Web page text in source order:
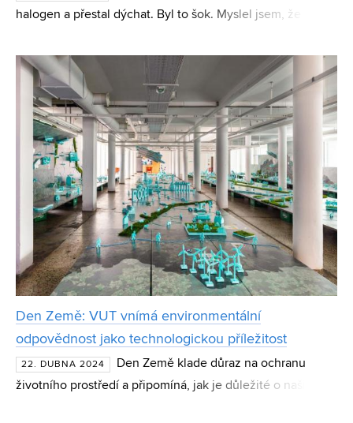
halogen a přestal dýchat. Byl to šok. Myslel jsem, že
nacházel v chrámu s klenbami, které pokračovaly někam
Den Země: VUT vnímá environmentální
odpovědnost jako technologickou příležitost
22. DUBNA 2024
Den Země klade důraz na ochranu
životního prostředí a připomíná, jak je důležité o naši